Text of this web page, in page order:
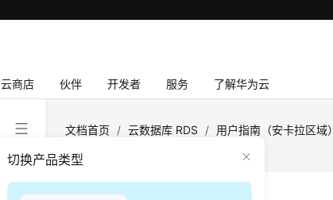
云商店 伙伴 开发者 服务 了解华为云
切换产品类型
文档首页 / 云数据库 RDS / 用户指南（安卡拉区域）